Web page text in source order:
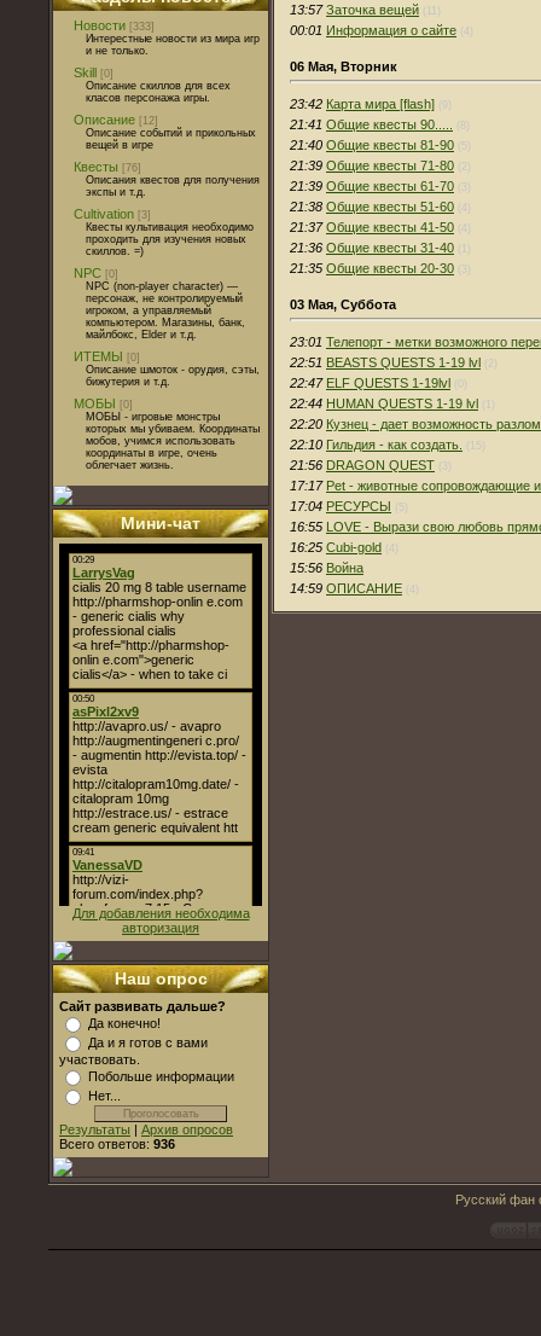
Новости [333]
Интерестные новости из мира игр
и не только.
Skill [0]
Описание скиллов для всех
класов персонажа игры.
Описание
[12]
Описание событий и прикольных
вещей в игре
Квесты
[76]
Описания квестов для получения
экспы и т.д.
Cultivation [3]
Квесты культивация необходимо
проходить для изучения новых
скиллов. =)
NPC [0]
NPC (non-player character) —
персонаж, не контролируемый
игроком, а управляемый
компьютером. Магазины, банк,
майлбокс, Elder и т.д.
ИТЕМЫ
[0]
Описание шмоток - орудия, сэты,
бижутерия и т.д.
МОБЫ
[0]
МОБЫ - игровые монстры
которых мы убиваем. Координаты
мобов, учимся использовать
координаты в игре, очень
облегчает жизнь.
Мини-чат
Для добавления необходима
авторизация
Наш опрос
Сайт развивать дальше?
Да конечно!
Да и я готов с вами
участвовать.
Побольше информации
Нет...
Результаты | Архив опросов
Всего ответов: 936
13:57 Заточка вещей
00:01 Информация о сайте (4)
06 Мая, Вторник
23:42 Карта мира [flash] (9)
21:41 Общие квесты 90.....
21:40 Общие квесты 81-90 (5)
21:39 Общие квесты 71-80 (2)
21:39 Общие квесты 61-70 (3)
21:38 Общие квесты 51-60 (4)
21:37 Общие квесты 41-50 (4)
21:36 Общие квесты 31-40
21:35 Общие квесты 20-30 (3)
03 Мая, Суббота
23:01 Телепорт - метки возможного
22:51 BEASTS QUESTS 1-19 lvl (2)
22:47 ELF QUESTS 1-19lvl
22:44 HUMAN QUESTS 1-19 lvl
22:20 Кузнец - дает возможность
22:10 Гильдия - как создать. (15)
21:56 DRAGON QUEST (3)
17:17 Pet - животные сопровождающие
17:04 РЕСУРСЫ (5)
16:55 LOVE - Вырази свою любовь
16:25 Cubi-gold (4)
15:56 Война
14:59 ОПИСАНИЕ (4)
Русский фан